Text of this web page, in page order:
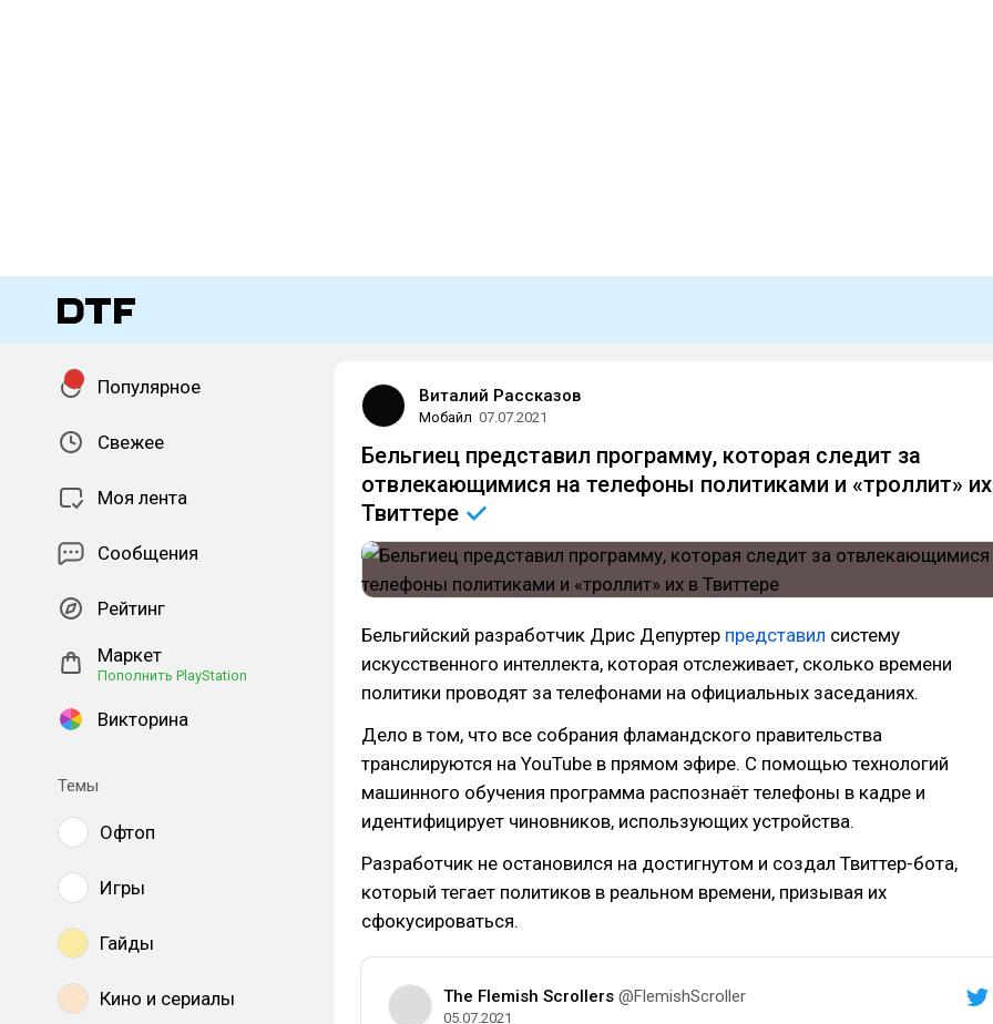
Популярное
Свежее
Моя лента
Сообщения
Рейтинг
Маркет
Пополнить PlayStation
Викторина
Темы
Офтоп
Игры
Гайды
Кино и сериалы
Виталий Рассказов
Мобайл 07.07.2021
Бельгиец представил программу, которая следит за
отвлекающимися на телефоны политиками и «троллит»
Твиттере
Бельгийский разработчик Дрис Депуртер представил систему
искусственного интеллекта, которая отслеживает, сколько времени
политики проводят за телефонами на официальных заседаниях.
Дело в том, что все собрания фламандского правительства
транслируются на YouTube в прямом эфире. С помощью технологий
машинного обучения программа распознаёт телефоны в кадре и
идентифицирует чиновников, использующих устройства.
Разработчик не остановился на достигнутом и создал Твиттер-бота,
который тегает политиков в реальном времени, призывая их
сфокусироваться.
The Flemish Scrollers @FlemishScroller
05.07.2021